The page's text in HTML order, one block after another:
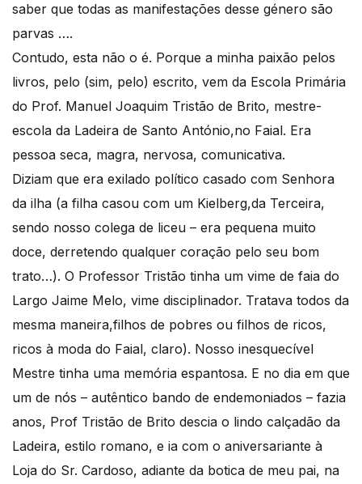
saber que todas as manifestações desse género são
parvas ….
Contudo, esta não o é. Porque a minha paixão pelos
livros, pelo (sim, pelo) escrito, vem da Escola Primária
do Prof. Manuel Joaquim Tristão de Brito, mestre-
escola da Ladeira de Santo António,no Faial. Era
pessoa seca, magra, nervosa, comunicativa.
Diziam que era exilado político casado com Senhora
da ilha (a filha casou com um Kielberg,da Terceira,
sendo nosso colega de liceu – era pequena muito
doce, derretendo qualquer coração pelo seu bom
trato…). O Professor Tristão tinha um vime de faia do
Largo Jaime Melo, vime disciplinador. Tratava todos da
mesma maneira,filhos de pobres ou filhos de ricos,
ricos à moda do Faial, claro). Nosso inesquecível
Mestre tinha uma memória espantosa. E no dia em que
um de nós – autêntico bando de endemoniados – fazia
anos, Prof Tristão de Brito descia o lindo calçadão da
Ladeira, estilo romano, e ia com o aniversariante à
Loja do Sr. Cardoso, adiante da botica de meu pai, na